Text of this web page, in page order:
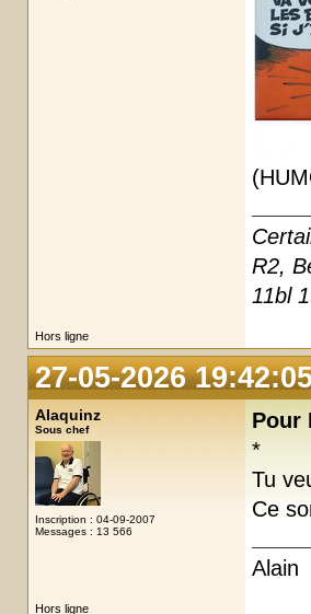
R2,
11bl
Hors ligne
27-05-2026
Alaquinz
Sous chef
Inscription : 04-09-2007
Messages : 13 566
Pour
*
Tu
Ce
Alain
Hors ligne